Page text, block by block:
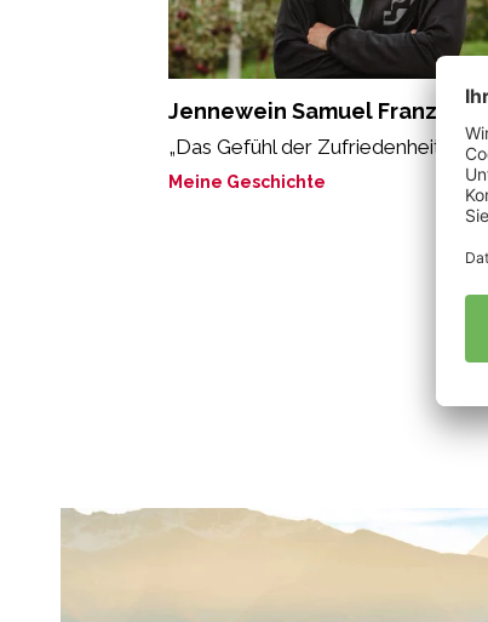
Jennewein Samuel Franz
„Das Gefühl der Zufriedenheit.“
Meine Geschichte